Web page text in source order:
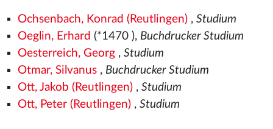
Ochsenbach, Konrad (Reutlingen), Studium
Oeglin, Erhard (*1470 ), Buchdrucker Studium
Oesterreich, Georg, Studium
Otmar, Silvanus, Buchdrucker Studium
Ott, Jakob (Reutlingen), Studium
Ott, Peter (Reutlingen), Studium